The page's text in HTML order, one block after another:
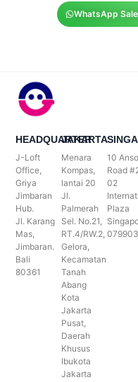
WhatsApp
HEADQUARTER
J-Loft
Office,
Griya
Jimbaran
Hub.
Jl. Karang
Mas,
Jimbaran.
Bali
80361
JAKARTA
Menara
Kompas,
lantai 20
Jl.
Palmerah
Sel. No.21,
RT.4/RW.2,
Gelora,
Kecamatan
Tanah
Abang
Kota
Jakarta
Pusat,
Daerah
Khusus
Ibukota
Jakarta
10
Road
02
Plaza
079903